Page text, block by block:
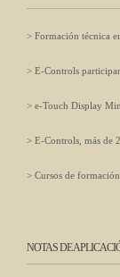
Formación técnica
E-Controls
e-Touch Display
E-Controls, más de
Cursos de
NOTAS DE